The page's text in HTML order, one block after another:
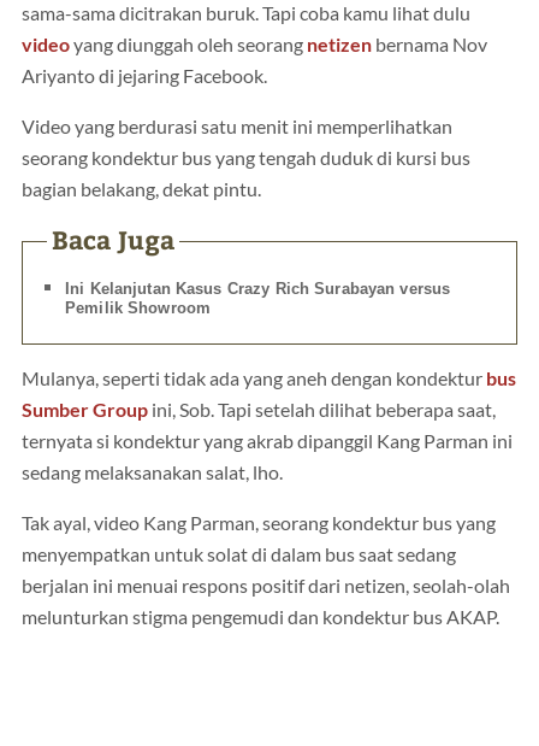
sama-sama dicitrakan buruk. Tapi coba kamu lihat dulu
videoyang diunggah oleh seorang netizen bernama Nov
Ariyanto di jejaring Facebook.
Video yang berdurasi satu menit ini memperlihatkan
seorang kondektur bus yang tengah duduk di kursi bus
bagian belakang, dekat pintu.
Baca Juga
Ini Kelanjutan Kasus Crazy Rich Surabayan versus
Pemilik Showroom
Mulanya, seperti tidak ada yang aneh dengan kondektur bus
Sumber Group ini, Sob. Tapi setelah dilihat beberapa saat,
ternyata si kondektur yang akrab dipanggil Kang Parman ini
sedang melaksanakan salat, lho.
Tak ayal, video Kang Parman, seorang kondektur bus yang
menyempatkan untuk solat di dalam bus saat sedang
berjalan ini menuai respons positif dari netizen, seolah-olah
melunturkan stigma pengemudi dan kondektur bus AKAP.